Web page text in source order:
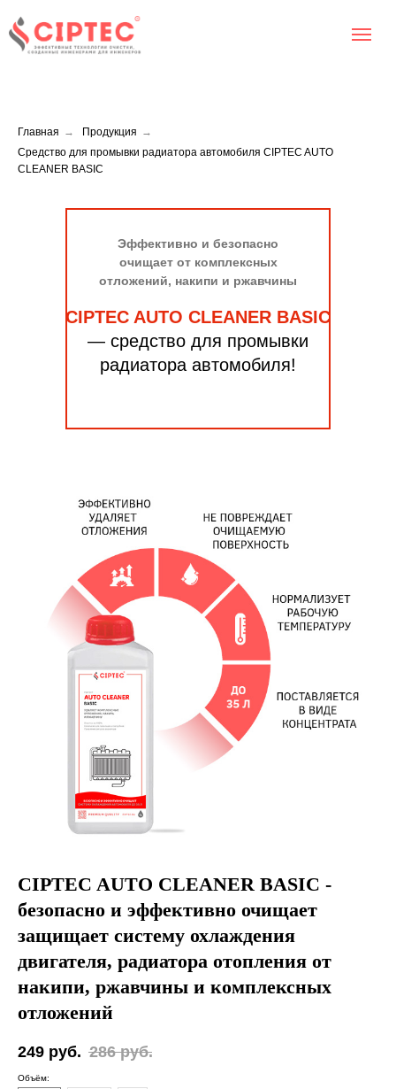
Главная → Продукция →
Cредство для промывки радиатора автомобиля CIPTEC AUTO
CLEANER BASIC
Эффективно и безопасно
очищает от комплексных
отложений, накипи и ржавчины
CIPTEC AUTO CLEANER BASIC
— средство для промывки
радиатора автомобиля!
CIPTEC AUTO CLEANER BASIC -
безопасно и эффективно очищает
защищает систему охлаждения
двигателя, радиатора отопления от
накипи, ржавчины и комплексных
отложений
249 руб. 286 руб.
Объём: